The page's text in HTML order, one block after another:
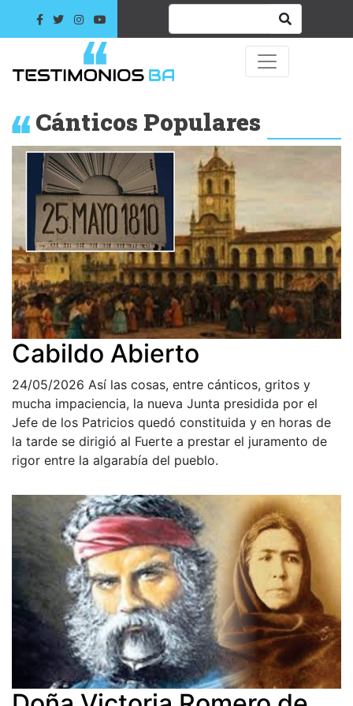
Cánticos Populares
Cabildo Abierto
24/05/2026 Así las cosas, entre cánticos, gritos y
mucha impaciencia, la nueva Junta presidida por el
Jefe de los Patricios quedó constituida y en horas de
la tarde se dirigió al Fuerte a prestar el juramento de
rigor entre la algarabía del pueblo.